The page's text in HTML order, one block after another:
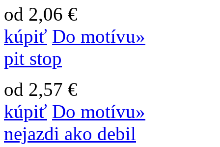
od 2,06 €
kúpiť Do motívu»
pit stop
od 2,57 €
kúpiť Do motívu»
nejazdi ako debil